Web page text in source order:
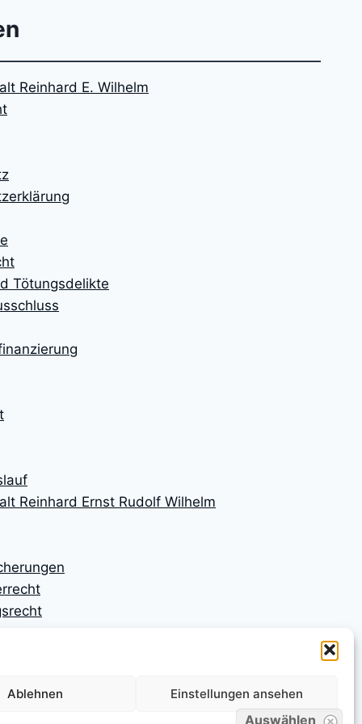
Ablehnen Einstellungen ansehen
Reinhard E. Wilhelm
Tötungsdelikte
Reinhard Ernst Rudolf Wilhelm
Auswählen